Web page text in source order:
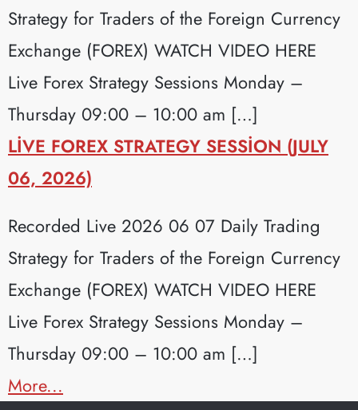
Strategy for Traders of the Foreign Currency
Exchange (FOREX) WATCH VIDEO HERE
Live Forex Strategy Sessions Monday –
Thursday 09:00 – 10:00 am […]
LIVE FOREX STRATEGY SESSION (JULY
06, 2026)
Recorded Live 2026 06 07 Daily Trading
Strategy for Traders of the Foreign Currency
Exchange (FOREX) WATCH VIDEO HERE
Live Forex Strategy Sessions Monday –
Thursday 09:00 – 10:00 am […]
More...